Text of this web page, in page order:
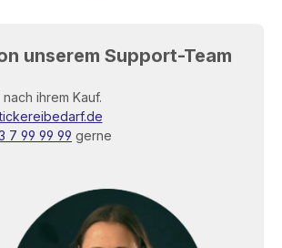
unserem Support-Team
ihrem Kauf.
7 99 99 99 gerne